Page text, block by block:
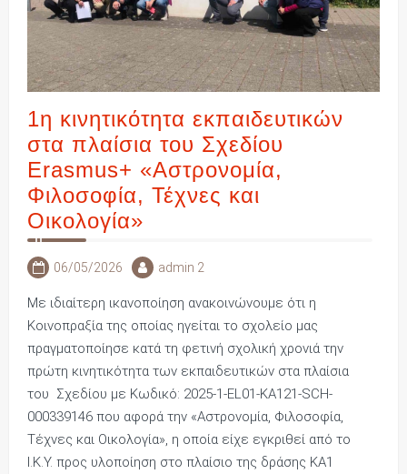
1η κινητικότητα εκπαιδευτικών
στα πλαίσια του Σχεδίου
Erasmus+ «Αστρονομία,
Φιλοσοφία, Τέχνες και
Οικολογία»
06/05/2026 admin 2
Με ιδιαίτερη ικανοποίηση ανακοινώνουμε ότι η
Κοινοπραξία της οποίας ηγείται το σχολείο μας
πραγματοποίησε κατά τη φετινή σχολική χρονιά την
πρώτη κινητικότητα των εκπαιδευτικών στα πλαίσια
του Σχεδίου με Κωδικό: 2025-1-EL01-KA121-SCH-
000339146 που αφορά την «Αστρονομία, Φιλοσοφία,
Τέχνες και Οικολογία», η οποία είχε εγκριθεί από το
Ι.Κ.Υ. προς υλοποίηση στο πλαίσιο της δράσης ΚΑ1